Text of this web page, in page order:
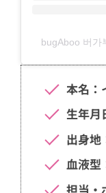
bugAboo 버가
本名：
生年月
出身
血液型
担当・